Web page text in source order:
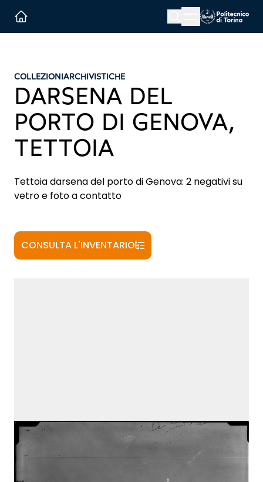
Menu button
COLLEZIONIARCHIVISTICHE
DARSENA DEL
PORTO DI GENOVA,
TETTOIA
Tettoia darsena del porto di Genova: 2 negativi su
vetro e foto a contatto
CONSULTA L'INVENTARIO